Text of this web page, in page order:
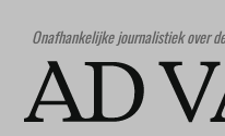
Onafhankelijke journalistiek over